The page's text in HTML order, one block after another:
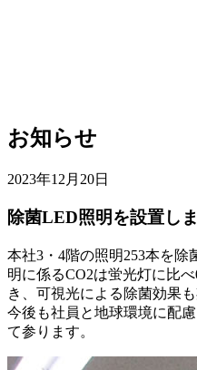
お知らせ
2023年12月20日
除菌LED照明を設置しま
本社3・4階の照明253本を
明に係るCO2は蛍光灯に比
き、可視光による除菌効果も
今後も社員と地球環境に配
て参ります。